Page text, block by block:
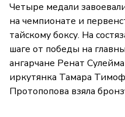
Четыре медали
на чемпионате и
тайскому боксу. На
шаге от победы на
ангарчане Ренат
иркутянка Тамара
Протопопова взяла